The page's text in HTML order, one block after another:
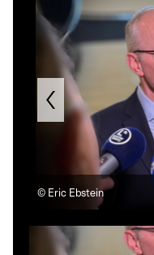
© Eric Ebstein